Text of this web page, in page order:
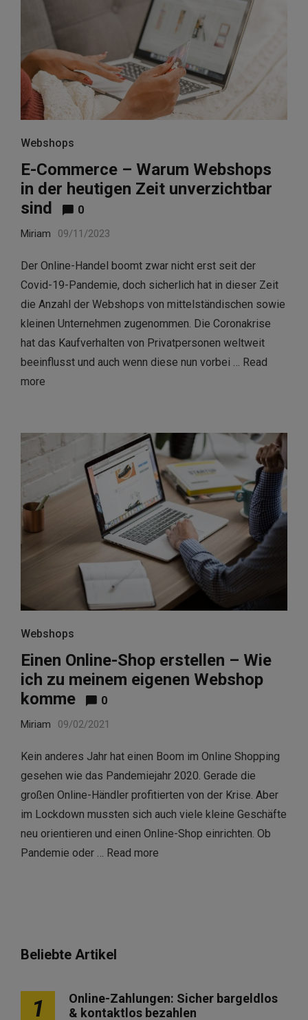
Webshops
E-Commerce – Warum Webshops
in der heutigen Zeit unverzichtbar
sind
0
Miriam 09/11/2023
Der Online-Handel boomt zwar nicht erst seit der
Covid-19-Pandemie, doch sicherlich hat in dieser Zeit
die Anzahl der Webshops von mittelständischen sowie
kleinen Unternehmen zugenommen. Die Coronakrise
hat das Kaufverhalten von Privatpersonen weltweit
beeinflusst und auch wenn diese nun vorbei … Read
more
Webshops
Einen Online-Shop erstellen – Wie
ich zu meinem eigenen Webshop
komme
0
Miriam 09/02/2021
Kein anderes Jahr hat einen Boom im Online Shopping
gesehen wie das Pandemiejahr 2020. Gerade die
großen Online-Händler profitierten von der Krise. Aber
im Lockdown mussten sich auch viele kleine Geschäfte
neu orientieren und einen Online-Shop einrichten. Ob
Pandemie oder … Read more
Beliebte Artikel
1
Online-Zahlungen: Sicher bargeldlos
& kontaktlos bezahlen